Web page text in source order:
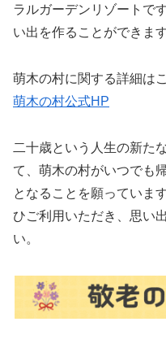
ラルガーデンリゾートで
い出を作ることができます
萌木の村に関する詳細は
萌木の村公式HP
二十歳という人生の新た
て、萌木の村がいつでも
となることを願っていま
ひご利用いただき、思い
い。